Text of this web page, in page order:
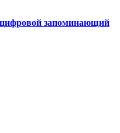
цифровой запоминающий